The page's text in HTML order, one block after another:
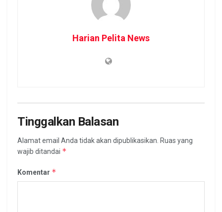
Harian Pelita News
Tinggalkan Balasan
Alamat email Anda tidak akan dipublikasikan. Ruas yang
wajib ditandai *
Komentar *